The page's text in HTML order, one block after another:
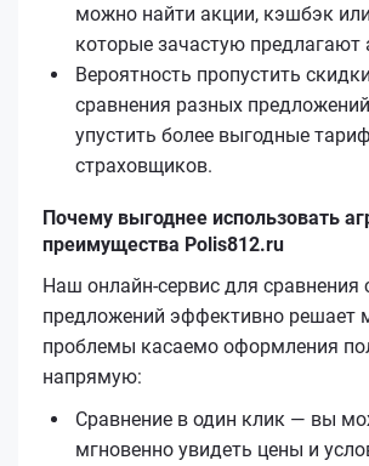
можно найти акции, кэшбэк
которые зачастую предлагают
Вероятность пропустить
сравнения разных
упустить более выгодные
страховщиков.
Почему выгоднее использовать
преимущества Polis812.ru
Наш онлайн-сервис для сравнения
предложений эффективно решает
проблемы касаемо оформления
напрямую:
Сравнение в один клик — вы
мгновенно увидеть цены и